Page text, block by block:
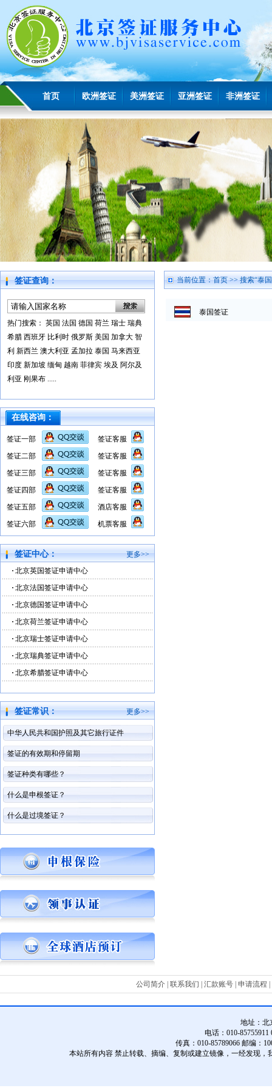
首页 欧洲签证 美洲签证 亚洲签证 非洲签证
签证查询：
热门搜索： 英国 法国 德国 荷兰 瑞士 瑞典
希腊 西班牙 比利时 俄罗斯 美国 加拿大 智
利 新西兰 澳大利亚 孟加拉 泰国 马来西亚
印度 新加坡 缅甸 越南 菲律宾 埃及 阿尔及
利亚 刚果布 .....
在线咨询：
签证一部
签证二部
签证三部
签证四部
签证五部
签证六部
签证客服
签证客服
签证客服
签证客服
酒店客服
机票客服
签证中心：
更多>>
北京英国签证申请中心
北京法国签证申请中心
北京德国签证申请中心
北京荷兰签证申请中心
北京瑞士签证申请中心
北京瑞典签证申请中心
北京希腊签证申请中心
签证常识： 更多>>
中华人民共和国护照及其它旅行证件
签证的有效期和停留期
签证种类有哪些？
什么是申根签证？
什么是过境签证？
当前位置：首页>> 搜索“泰
泰国签证
公司简介 联系我们 汇款账号 申请流程
地址：北
电话：010-85755911
传真：010-85789066 邮编：
本站所有内容 禁止转载、摘编、复制或建立镜像，一经发现